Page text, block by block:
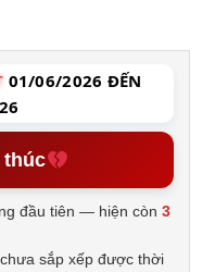
01/06/2026 ĐẾN
thúc
đầu tiên — hiện còn3
sắp xếp được thời